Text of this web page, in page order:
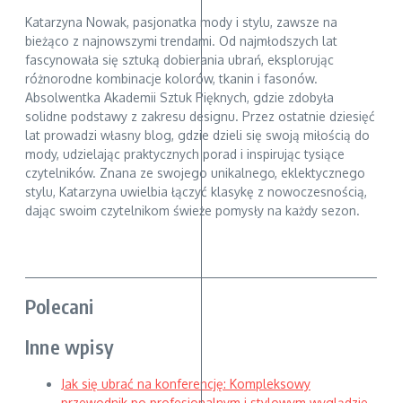
Katarzyna Nowak, pasjonatka mody i stylu, zawsze na
bieżąco z najnowszymi trendami. Od najmłodszych lat
fascynowała się sztuką dobierania ubrań, eksplorując
różnorodne kombinacje kolorów, tkanin i fasonów.
Absolwentka Akademii Sztuk Pięknych, gdzie zdobyła
solidne podstawy z zakresu designu. Przez ostatnie dziesięć
lat prowadzi własny blog, gdzie dzieli się swoją miłością do
mody, udzielając praktycznych porad i inspirując tysiące
czytelników. Znana ze swojego unikalnego, eklektycznego
stylu, Katarzyna uwielbia łączyć klasykę z nowoczesnością,
dając swoim czytelnikom świeże pomysły na każdy sezon.
Polecani
Inne wpisy
Jak się ubrać na konferencję: Kompleksowy